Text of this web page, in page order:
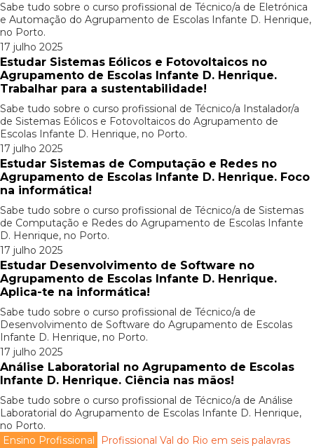
Sabe tudo sobre o curso profissional de Técnico/a de Eletrónica
e Automação do Agrupamento de Escolas Infante D. Henrique,
no Porto.
17 julho 2025
Estudar Sistemas Eólicos e Fotovoltaicos no
Agrupamento de Escolas Infante D. Henrique.
Trabalhar para a sustentabilidade!
Sabe tudo sobre o curso profissional de Técnico/a Instalador/a
de Sistemas Eólicos e Fotovoltaicos do Agrupamento de
Escolas Infante D. Henrique, no Porto.
17 julho 2025
Estudar Sistemas de Computação e Redes no
Agrupamento de Escolas Infante D. Henrique. Foco
na informática!
Sabe tudo sobre o curso profissional de Técnico/a de Sistemas
de Computação e Redes do Agrupamento de Escolas Infante
D. Henrique, no Porto.
17 julho 2025
Estudar Desenvolvimento de Software no
Agrupamento de Escolas Infante D. Henrique.
Aplica-te na informática!
Sabe tudo sobre o curso profissional de Técnico/a de
Desenvolvimento de Software do Agrupamento de Escolas
Infante D. Henrique, no Porto.
17 julho 2025
Análise Laboratorial no Agrupamento de Escolas
Infante D. Henrique. Ciência nas mãos!
Sabe tudo sobre o curso profissional de Técnico/a de Análise
Laboratorial do Agrupamento de Escolas Infante D. Henrique,
no Porto.
Ensino Profissional